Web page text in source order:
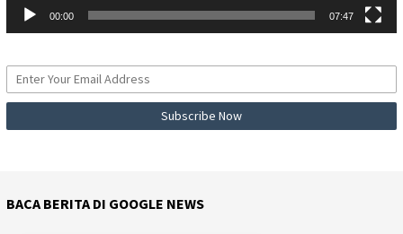
00:00 07:47
BACA BERITA DI GOOGLE NEWS